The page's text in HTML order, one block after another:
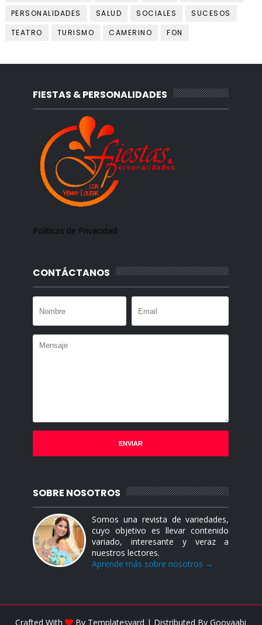
PERSONALIDADES
SALUD SOCIALES
SUCESOS
TEATRO
TURISMO CAMERINO FON
FIESTAS & PERSONALIDADES
Políticas de Privacidad
CONTÁCTANOS
SOBRE NOSOTROS
Somos una revista de variedades,
cuyo objetivo es llevar contenido
variado, interesante y veraz a
nuestros lectores.
Aprende más sobre nosotros →
Crafted With By Templatesyard | Distributed ByGooyaabi